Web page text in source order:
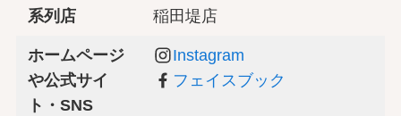
系列店 稲田堤店
ホームページ
や公式サイ
ト・SNS
Instagram
フェイスブック